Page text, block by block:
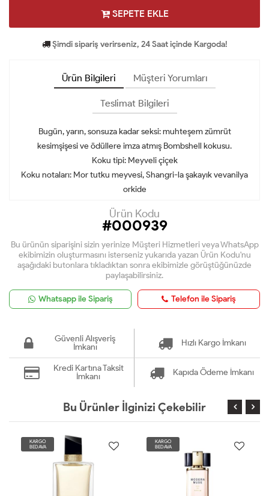
SEPETE EKLE
Şimdi sipariş verirseniz, 24 Saat içinde Kargoda!
Ürün Bilgileri Müşteri Yorumları
Teslimat Bilgileri
Bugün, yarın, sonsuza kadar seksi: muhteşem zümrüt
kesimşişesi ve ödüllere imza atmış Bombshell kokusu.
Koku tipi: Meyveli çiçek
Koku notaları: Mor tutku meyvesi, Shangri-la şakayık vevanilya
orkide
Ürün Kodu
#000939
Bu ürünün siparişini sizin yerinize Müşteri Hizmetleri veya WhatsApp
ekibimizin oluşturmasını isterseniz yukarıda yazan Ürün Kodu'nu
aşağıdaki butonlara tıkladıktan sonra ekibimizle görüştüğünüzde
paylaşabilirsiniz.
Whatsapp ile Sipariş Telefon ile Sipariş
Güvenli Alışveriş
İmkanı
Hızlı Kargo İmkanı
Kredi Kartına Taksit
İmkanı
Kapıda Ödeme İmkanı
Bu Ürünler İlginizi Çekebilir
KARGO
BEDAVA
KARGO
BEDAVA